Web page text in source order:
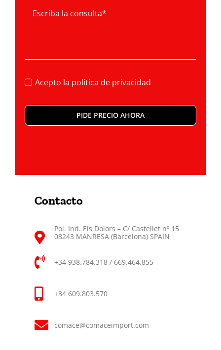
Acepto la política de privacidad
PIDE PRECIO AHORA
Contacto
Pol. Ind. Els Dolors – C/ Castellet nº 15
08243 MANRESA (Barcelona) SPAIN
+34 938.784.318 / 669.464.855
+34 609.803.570
comace@comaceimport.com